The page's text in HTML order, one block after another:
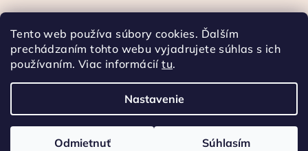
Tento web používa súbory cookies. Ďalším
prechádzaním tohto webu vyjadrujete súhlas s ich
používaním. Viac informáciítu.
Nastavenie
Odmietnuť Súhlasím
Prijímame online platby
KOFFICHERRY